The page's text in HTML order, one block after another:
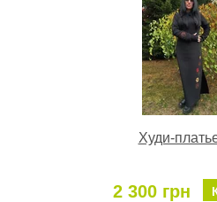
Худи-
2 300 грн